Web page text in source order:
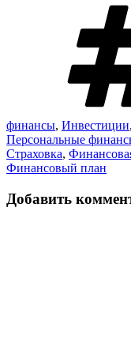
финансы, Инвестиции,
Персональные
Страховка,
Финансовый план
Добавить